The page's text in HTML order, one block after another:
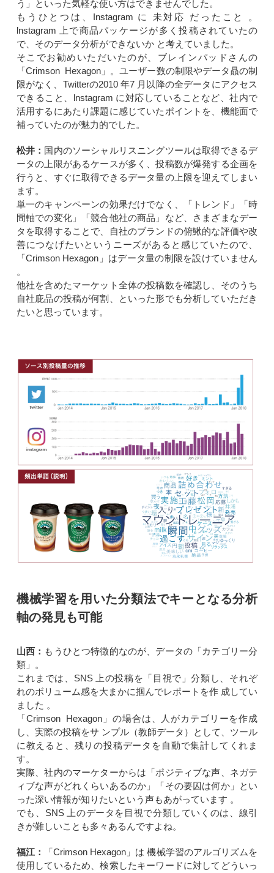
う」といった気軽な使い方はできませんでした。
もうひとつは、Instagram に 未対応 だったこと 。
lnstagram 上で商品パッケージが多く投稿されていたの
で、そのデータ分析ができないか と考えていました。
そこでお勧めいただいたのが、ブレインパッドさんの
「Crimson Hexagon」。ユーザー数の制限やデータ贔の制
限がなく、Twitterの2010 年7 月以降の全データにアクセス
できること、lnstagram に対応していることなど、社内で
活用するにあたり課題に感じていたポイントを、機能面で
補っていたのが魅力的でした。
松井： 国内のソーシャルリスニングツールは取得できるデ
ータの上限があるケースが多く、投稿数が爆発する企画を
行うと、すぐに取得できるデータ量の上限を迎えてしまい
ます。
単一のキャンペーンの効果だけでなく、「トレンド」「時
間軸での変化」「競合他社の商品」など、さまざまなデー
タを取得することで、自社のブランドの俯鰍的な評価や改
善につなげたいというニーズがあると感じていたので、
「Crimson Hexagon」はデータ量の制限を設けていません
。
他社を含めたマーケット全体の投稿数を確認し、そのうち
自社庇品の投稿が何割、といった形でも分析していただき
たいと思っています。
機械学習を用いた分類法でキーとなる分析
軸の発見も可能
山西： もうひとつ特徴的なのが、データの「カテゴリー分
類」。
これまでは、SNS 上の投稿を「目視で」分類し、それぞ
れのボリューム感を大まかに掴んでレポートを作 成してい
ました 。
「Crimson Hexagon」の場合は、人がカテゴリーを作成
し、実際の投稿をサ ンプル（教師データ）として、ツール
に教えると、残りの投稿データを自動で集計してくれま
す。
実際、社内のマーケターからは「ポジティブな声、ネガテ
ィブな声がどれくらいあるのか」「その要囚は何か」とい
った深い情報が知りたいという声もあがっています 。
でも、SNS 上のデータを目視で分類していくのは、線引
きが難しいことも多々あるんですよね。
福江：
「Crimson Hexagon」は 機械学習のアルゴリズムを
使用しているため、検索したキーワードに対してどういっ